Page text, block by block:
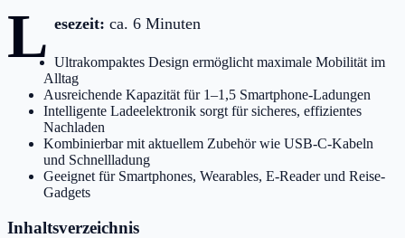
L esezeit: ca. 6 Minuten
Ultrakompaktes Design ermöglicht maximale Mobilität im
Alltag
Ausreichende Kapazität für 1–1,5 Smartphone-Ladungen
Intelligente Ladeelektronik sorgt für sicheres, effizientes
Nachladen
Kombinierbar mit aktuellem Zubehör wie USB-C-Kabeln
und Schnellladung
Geeignet für Smartphones, Wearables, E-Reader und Reise-
Gadgets
Inhaltsverzeichnis